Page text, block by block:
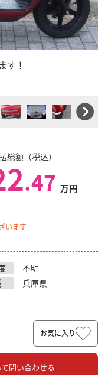
す！
総額（税込）
.47 万円
います
不明
兵庫県
お気に入り
問い合わせる